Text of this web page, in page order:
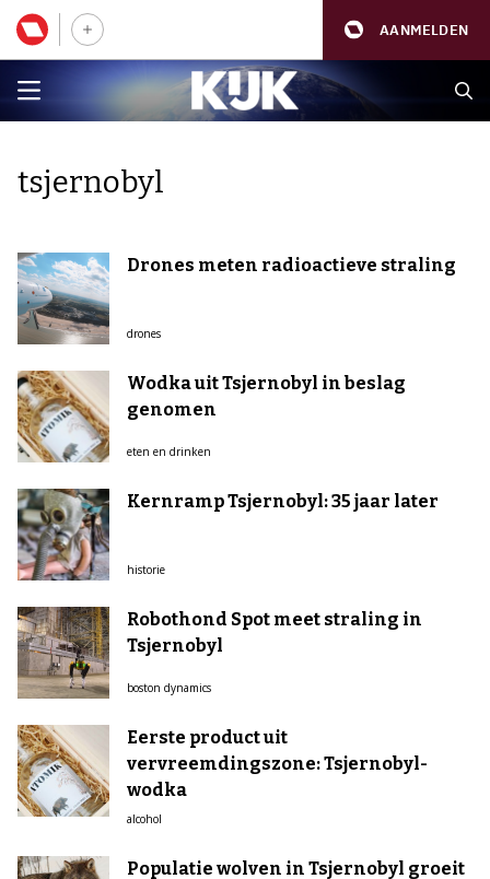
AANMELDEN
tsjernobyl
Drones meten radioactieve straling
drones
Wodka uit Tsjernobyl in beslag
genomen
eten en drinken
Kernramp Tsjernobyl: 35 jaar later
historie
Robothond Spot meet straling in
Tsjernobyl
boston dynamics
Eerste product uit
vervreemdingszone: Tsjernobyl-
wodka
alcohol
Populatie wolven in Tsjernobyl groeit